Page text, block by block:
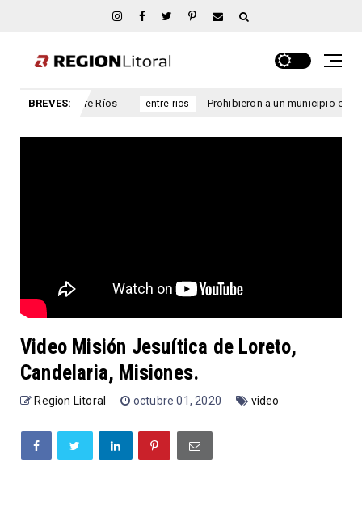
BREVES:
Entre Ríos entre rios Prohibieron a un municipio entrerriano
Video Misión Jesuítica de Loreto,
Candelaria, Misiones.
Region Litoral octubre 01, 2020 video